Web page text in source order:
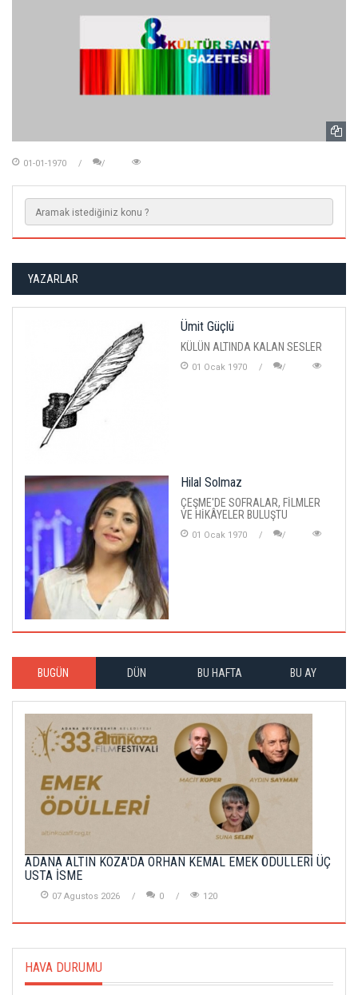
01-01-1970
YAZARLAR
Ümit Güçlü
KÜLÜN ALTINDA KALAN SESLER
01 Ocak 1970
Hilal Solmaz
ÇEŞME'DE SOFRALAR, FİLMLER
VE HİKÂYELER BULUŞTU
01 Ocak 1970
BUGÜN DÜN BU HAFTA BU AY
ADANA ALTIN KOZA'DA ORHAN KEMAL EMEK ÖDÜLLERİ ÜÇ
USTA İSME
07 Agustos 2026 0 120
HAVA DURUMU